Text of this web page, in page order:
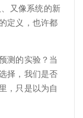
又像系统的新
定义，也许都
测的实验？当
择，我们是否
，只是以为自